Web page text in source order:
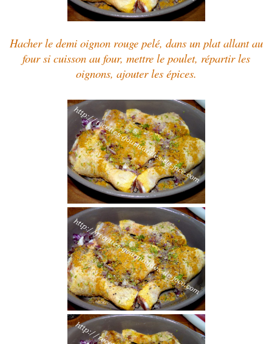
Hacher le demi oignon rouge pelé, dans un plat allant au
four si cuisson au four, mettre le poulet, répartir les
oignons, ajouter les épices.